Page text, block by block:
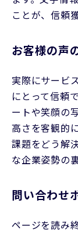
ことが、信頼
お客様の声
実際にサービ
にとって信頼
ートや笑顔の
高さを客観的
課題をどう解
な企業姿勢の
問い合わせ
ページを読み